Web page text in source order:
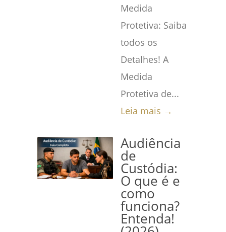
Medida
Protetiva: Saiba
todos os
Detalhes! A
Medida
Protetiva de...
Leia mais →
Audiência
de
Custódia:
O que é e
como
funciona?
Entenda!